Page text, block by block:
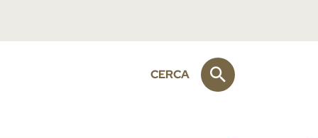
CERCA